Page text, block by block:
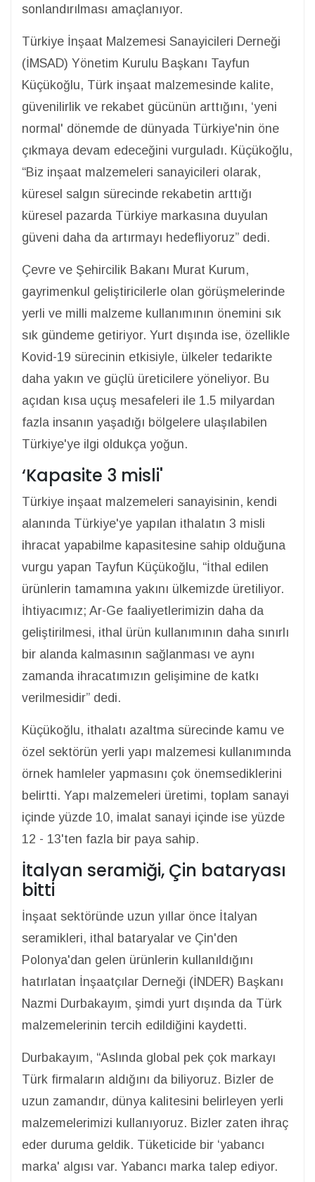
sonlandırılması amaçlanıyor.
Türkiye İnşaat Malzemesi Sanayicileri Derneği
(İMSAD) Yönetim Kurulu Başkanı Tayfun
Küçükoğlu, Türk inşaat malzemesinde kalite,
güvenilirlik ve rekabet gücünün arttığını, ‘yeni
normal' dönemde de dünyada Türkiye'nin öne
çıkmaya devam edeceğini vurguladı. Küçükoğlu,
“Biz inşaat malzemeleri sanayicileri olarak,
küresel salgın sürecinde rekabetin arttığı
küresel pazarda Türkiye markasına duyulan
güveni daha da artırmayı hedefliyoruz” dedi.
Çevre ve Şehircilik Bakanı Murat Kurum,
gayrimenkul geliştiricilerle olan görüşmelerinde
yerli ve milli malzeme kullanımının önemini sık
sık gündeme getiriyor. Yurt dışında ise, özellikle
Kovid-19 sürecinin etkisiyle, ülkeler tedarikte
daha yakın ve güçlü üreticilere yöneliyor. Bu
açıdan kısa uçuş mesafeleri ile 1.5 milyardan
fazla insanın yaşadığı bölgelere ulaşılabilen
Türkiye'ye ilgi oldukça yoğun.
‘Kapasite 3 misli'
Türkiye inşaat malzemeleri sanayisinin, kendi
alanında Türkiye'ye yapılan ithalatın 3 misli
ihracat yapabilme kapasitesine sahip olduğuna
vurgu yapan Tayfun Küçükoğlu, “İthal edilen
ürünlerin tamamına yakını ülkemizde üretiliyor.
İhtiyacımız; Ar-Ge faaliyetlerimizin daha da
geliştirilmesi, ithal ürün kullanımının daha sınırlı
bir alanda kalmasının sağlanması ve aynı
zamanda ihracatımızın gelişimine de katkı
verilmesidir” dedi.
Küçükoğlu, ithalatı azaltma sürecinde kamu ve
özel sektörün yerli yapı malzemesi kullanımında
örnek hamleler yapmasını çok önemsediklerini
belirtti. Yapı malzemeleri üretimi, toplam sanayi
içinde yüzde 10, imalat sanayi içinde ise yüzde
12 - 13'ten fazla bir paya sahip.
İtalyan seramiği, Çin bataryası
bitti
İnşaat sektöründe uzun yıllar önce İtalyan
seramikleri, ithal bataryalar ve Çin'den
Polonya'dan gelen ürünlerin kullanıldığını
hatırlatan İnşaatçılar Derneği (İNDER) Başkanı
Nazmi Durbakayım, şimdi yurt dışında da Türk
malzemelerinin tercih edildiğini kaydetti.
Durbakayım, “Aslında global pek çok markayı
Türk firmaların aldığını da biliyoruz. Bizler de
uzun zamandır, dünya kalitesini belirleyen yerli
malzemelerimizi kullanıyoruz. Bizler zaten ihraç
eder duruma geldik. Tüketicide bir ‘yabancı
marka' algısı var. Yabancı marka talep ediyor.